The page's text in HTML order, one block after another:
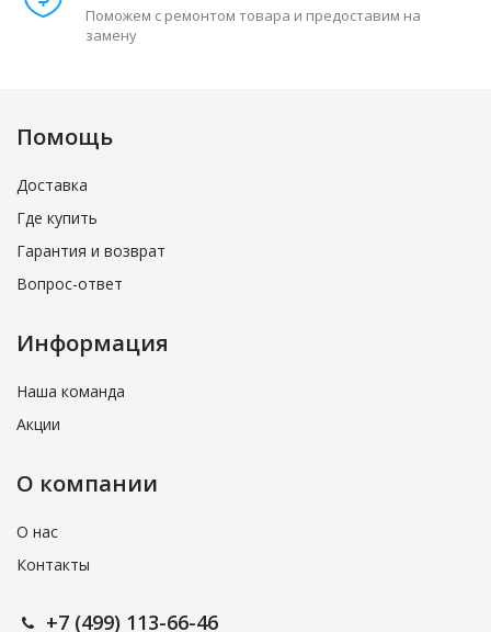
Поможем с ремонтом товара и предоставим на
замену
Помощь
Доставка
Где купить
Гарантия и возврат
Вопрос-ответ
Информация
Наша команда
Акции
О компании
О нас
Контакты
+7 (499) 113-66-46